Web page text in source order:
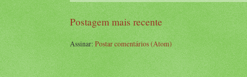
Postagem mais recente
Assinar:Postar comentários (Atom)